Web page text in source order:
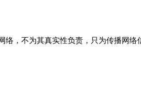
，不为其真实性负责，只为传播网